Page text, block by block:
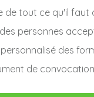
de tout ce qu'il
personnes
des
de convocation